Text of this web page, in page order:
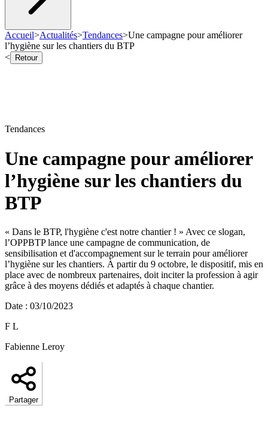
Accueil>Actualités>Tendances>Une campagne pour améliorer
l’hygiène sur les chantiers du BTP
<
Retour
Tendances
Une campagne pour améliorer
l’hygiène sur les chantiers du
BTP
« Dans le BTP, l'hygiène c'est notre chantier ! » Avec ce slogan,
l’OPPBTP lance une campagne de communication, de
sensibilisation et d'accompagnement sur le terrain pour améliorer
l’hygiène sur les chantiers. À partir du 9 octobre, le dispositif, mis en
place avec de nombreux partenaires, doit inciter la profession à agir
grâce à des moyens dédiés et adaptés à chaque chantier.
Date : 03/10/2023
F L
Fabienne Leroy
Partager